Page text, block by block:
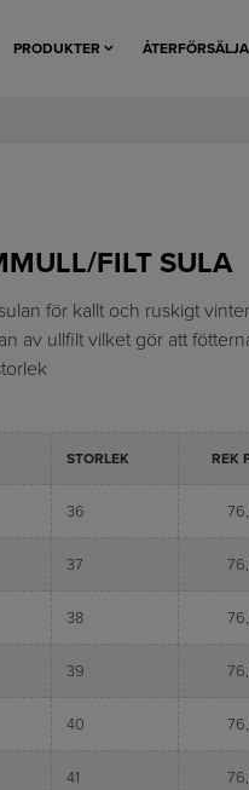
PRODUKTER
FILT SULA
för kallt och ruskigt
av ullfilt vilket gör att
STORLEK REK
36
37
38
39
40
41